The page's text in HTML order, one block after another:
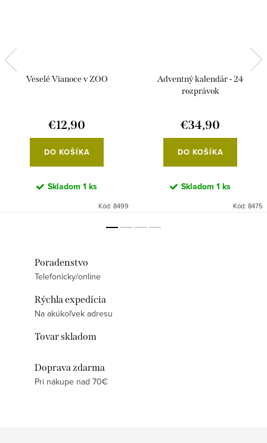
Veselé Vianoce v ZOO
€12,90
DO KOŠÍKA
Skladom 1 ks
Kód: 8499
Adventný kalendár - 24
rozprávok
€34,90
DO KOŠÍKA
Skladom 1 ks
Kód: 8475
Poradenstvo
Telefonicky/online
Rýchla expedícia
Na akúkoľvek adresu
Tovar skladom
Doprava zdarma
Pri nákupe nad 70€